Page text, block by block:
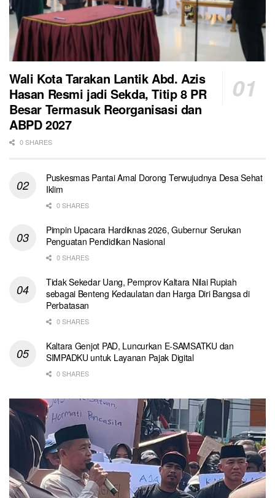
Wali Kota Tarakan Lantik Abd. Azis
Hasan Resmi jadi Sekda, Titip 8 PR
Besar Termasuk Reorganisasi dan
ABPD 2027
0 SHARES
Puskesmas Pantai Amal Dorong Terwujudnya Desa Sehat
Iklim
0 SHARES
Pimpin Upacara Hardiknas 2026, Gubernur Serukan
Penguatan Pendidikan Nasional
0 SHARES
Tidak Sekedar Uang, Pemprov Kaltara Nilai Rupiah
sebagai Benteng Kedaulatan dan Harga Diri Bangsa di
Perbatasan
0 SHARES
Kaltara Genjot PAD, Luncurkan E-SAMSATKU dan
SIMPADKU untuk Layanan Pajak Digital
0 SHARES